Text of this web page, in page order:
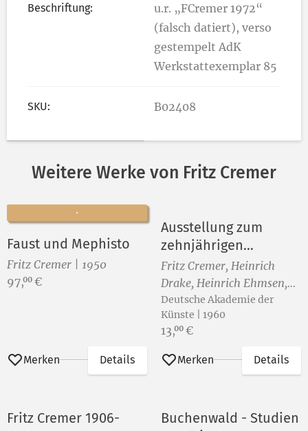
Beschriftung:
u.r. „FCremer 1972“
(falsch datiert), verso
gestempelt AdK
Werkstattexemplar 85
SKU: B02408
Weitere Werke von Fritz Cremer
Faust und Mephisto
Fritz Cremer | 1950
Preis:
97,00 €
Merken Details
Ausstellung zum
zehnjährigen
Bestehen der
Deutschen Akademie
der Künste zu Berlin
Fritz Cremer, Heinrich
Drake, Heinrich Ehmsen,
John Heartfield, Josef
Hegenbarth, Otto Nagel
und Hans Theo Richter
Deutsche Akademie der
Künste | 1960
Preis:
13,00 €
Merken Details
Fritz Cremer 1906-
Buchenwald - Studien